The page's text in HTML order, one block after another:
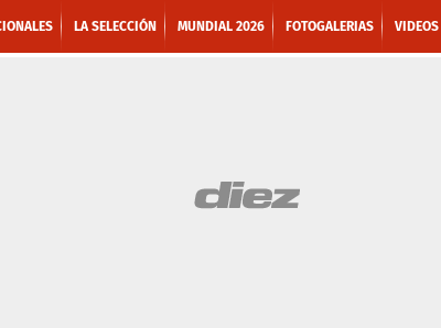
LA SELECCIÓN MUNDIAL 2026 FOTOGALERIAS VIDEOS